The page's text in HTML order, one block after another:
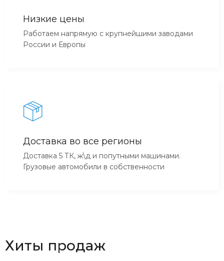
Низкие цены
Работаем напрямую с крупнейшими заводами
России и Европы
Доставка во все регионы
Доставка 5 ТК, ж\д и попутными машинами.
Грузовые автомобили в собственности
Хиты продаж